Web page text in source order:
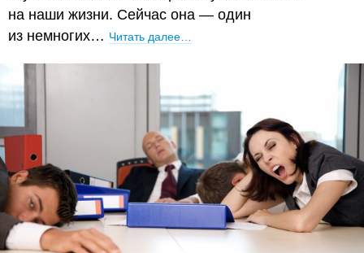
на наши жизни. Сейчас она — один
из немногих… Читать далее…